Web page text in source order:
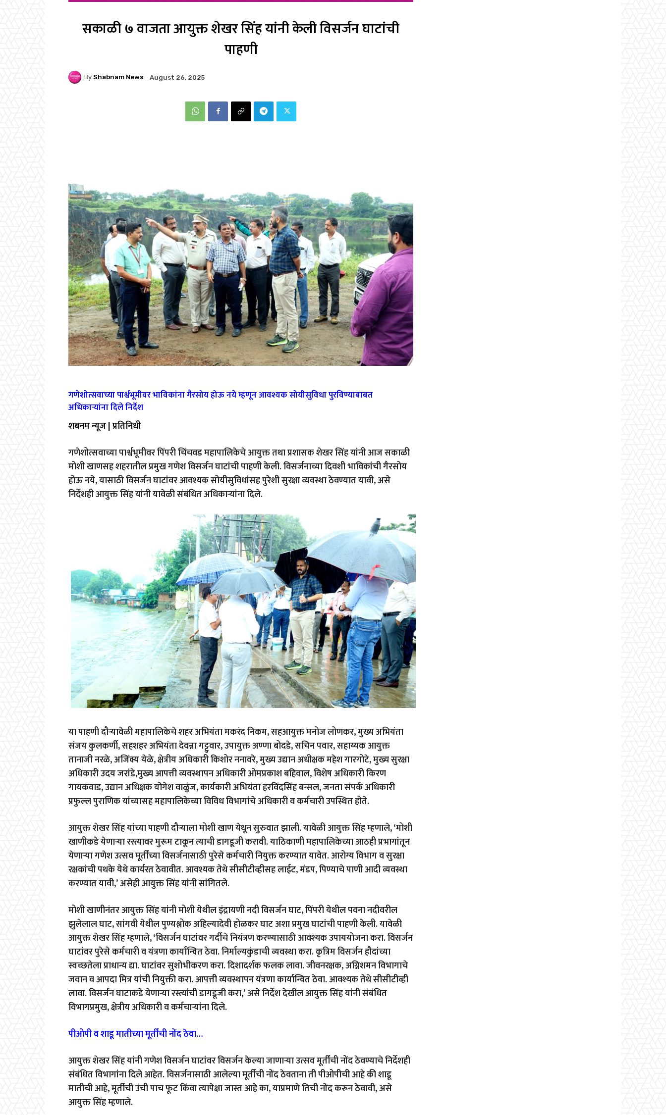
सकाळी ७ वाजता आयुक्त शेखर सिंह यांनी केली विसर्जन घाटांची
पाहणी
By Shabnam News August 26, 2025
गणेशोत्सवाच्या पार्श्वभूमीवर भाविकांना गैरसोय होऊ नये म्हणून आवश्यक सोयीसुविधा पुरविण्याबाबत
अधिकाऱ्यांना दिले निर्देश
शबनम न्यूज | प्रतिनिधी
गणेशोत्सवाच्या पार्श्वभूमीवर पिंपरी चिंचवड महापालिकेचे आयुक्त तथा प्रशासक शेखर सिंह यांनी आज सकाळी
मोशी खाणसह शहरातील प्रमुख गणेश विसर्जन घाटांची पाहणी केली. विसर्जनाच्या दिवशी भाविकांची गैरसोय
होऊ नये,यासाठी विसर्जन घाटांवर आवश्यक सोयीसुविधांसह पुरेशी सुरक्षा व्यवस्था ठेवण्यात यावी,असे
निर्देशही आयुक्त सिंह यांनी यावेळी संबंधित अधिकाऱ्यांना दिले.
या पाहणी दौऱ्यावेळी महापालिकेचे शहर अभियंता मकरंद निकम,सहआयुक्त मनोज लोणकर,मुख्य अभियंता
संजय कुलकर्णी,सहशहर अभियंता देवन्ना गट्टुवार,उपायुक्त अण्णा बोदडे,सचिन पवार,सहाय्यक आयुक्त
तानाजी नरळे,अजिंक्य येळे,क्षेत्रीय अधिकारी किशोर ननावरे,मुख्य उद्यान अधीक्षक महेश गारगोटे,मुख्य सुरक्षा
अधिकारी उदय जरांडे,मुख्य आपत्ती व्यवस्थापन अधिकारी ओमप्रकाश बहिवाल,विशेष अधिकारी किरण
गायकवाड,उद्यान अधिक्षक योगेश वाळुंज,कार्यकारी अभियंता हरविंदसिंह बन्सल,जनता संपर्क अधिकारी
प्रफुल्ल पुराणिक यांच्यासह महापालिकेच्या विविध विभागांचे अधिकारी व कर्मचारी उपस्थित होते.
आयुक्त शेखर सिंह यांच्या पाहणी दौऱ्याला मोशी खाण येथून सुरुवात झाली. यावेळी आयुक्त सिंह म्हणाले, ‘मोशी
खाणीकडे येणाऱ्या रस्त्यावर मुरूम टाकून त्याची डागडूजी करावी. याठिकाणी महापालिकेच्या आठही प्रभागांतून
येणाऱ्या गणेश उत्सव मूर्तींच्या विसर्जनासाठी पुरेसे कर्मचारी नियुक्त करण्यात यावेत. आरोग्य विभाग व सुरक्षा
रक्षकांची पथके येथे कार्यरत ठेवावीत. आवश्यक तेथे सीसीटीव्हीसह लाईट,मंडप,पिण्याचे पाणी आदी व्यवस्था
करण्यात यावी,’असेही आयुक्त सिंह यांनी सांगितले.
मोशी खाणीनंतर आयुक्त सिंह यांनी मोशी येथील इंद्रायणी नदी विसर्जन घाट,पिंपरी येथील पवना नदीवरील
झुलेलाल घाट,सांगवी येथील पुण्यश्लोक अहिल्यादेवी होळकर घाट अशा प्रमुख घाटांची पाहणी केली. यावेळी
आयुक्त शेखर सिंह म्हणाले, ‘विसर्जन घाटांवर गर्दीचे नियंत्रण करण्यासाठी आवश्यक उपाययोजना करा. विसर्जन
घाटांवर पुरेसे कर्मचारी व यंत्रणा कार्यान्वित ठेवा. निर्माल्यकुंडाची व्यवस्था करा. कृत्रिम विसर्जन हौदांच्या
स्वच्छतेला प्राधान्य द्या. घाटांवर सुशोभीकरण करा. दिशादर्शक फलक लावा. जीवनरक्षक,अग्निशमन विभागाचे
जवान व आपदा मित्र यांची नियुक्ती करा. आपत्ती व्यवस्थापन यंत्रणा कार्यान्वित ठेवा. आवश्यक तेथे सीसीटीव्ही
लावा. विसर्जन घाटाकडे येणाऱ्या रस्त्यांची डागडूजी करा,’असे निर्देश देखील आयुक्त सिंह यांनी संबंधित
विभागप्रमुख,क्षेत्रीय अधिकारी व कर्मचाऱ्यांना दिले.
पीओपी व शाडू मातीच्या मूर्तींची नोंद ठेवा…
आयुक्त शेखर सिंह यांनी गणेश विसर्जन घाटांवर विसर्जन केल्या जाणाऱ्या उत्सव मूर्तींची नोंद ठेवण्याचे निर्देशही
संबंधित विभागांना दिले आहेत. विसर्जनासाठी आलेल्या मूर्तीची नोंद ठेवताना ती पीओपीची आहे की शाडू
मातीची आहे,मूर्तीची उंची पाच फूट किंवा त्यापेक्षा जास्त आहे का,याप्रमाणे तिची नोंद करून ठेवावी,असे
आयुक्त सिंह म्हणाले.